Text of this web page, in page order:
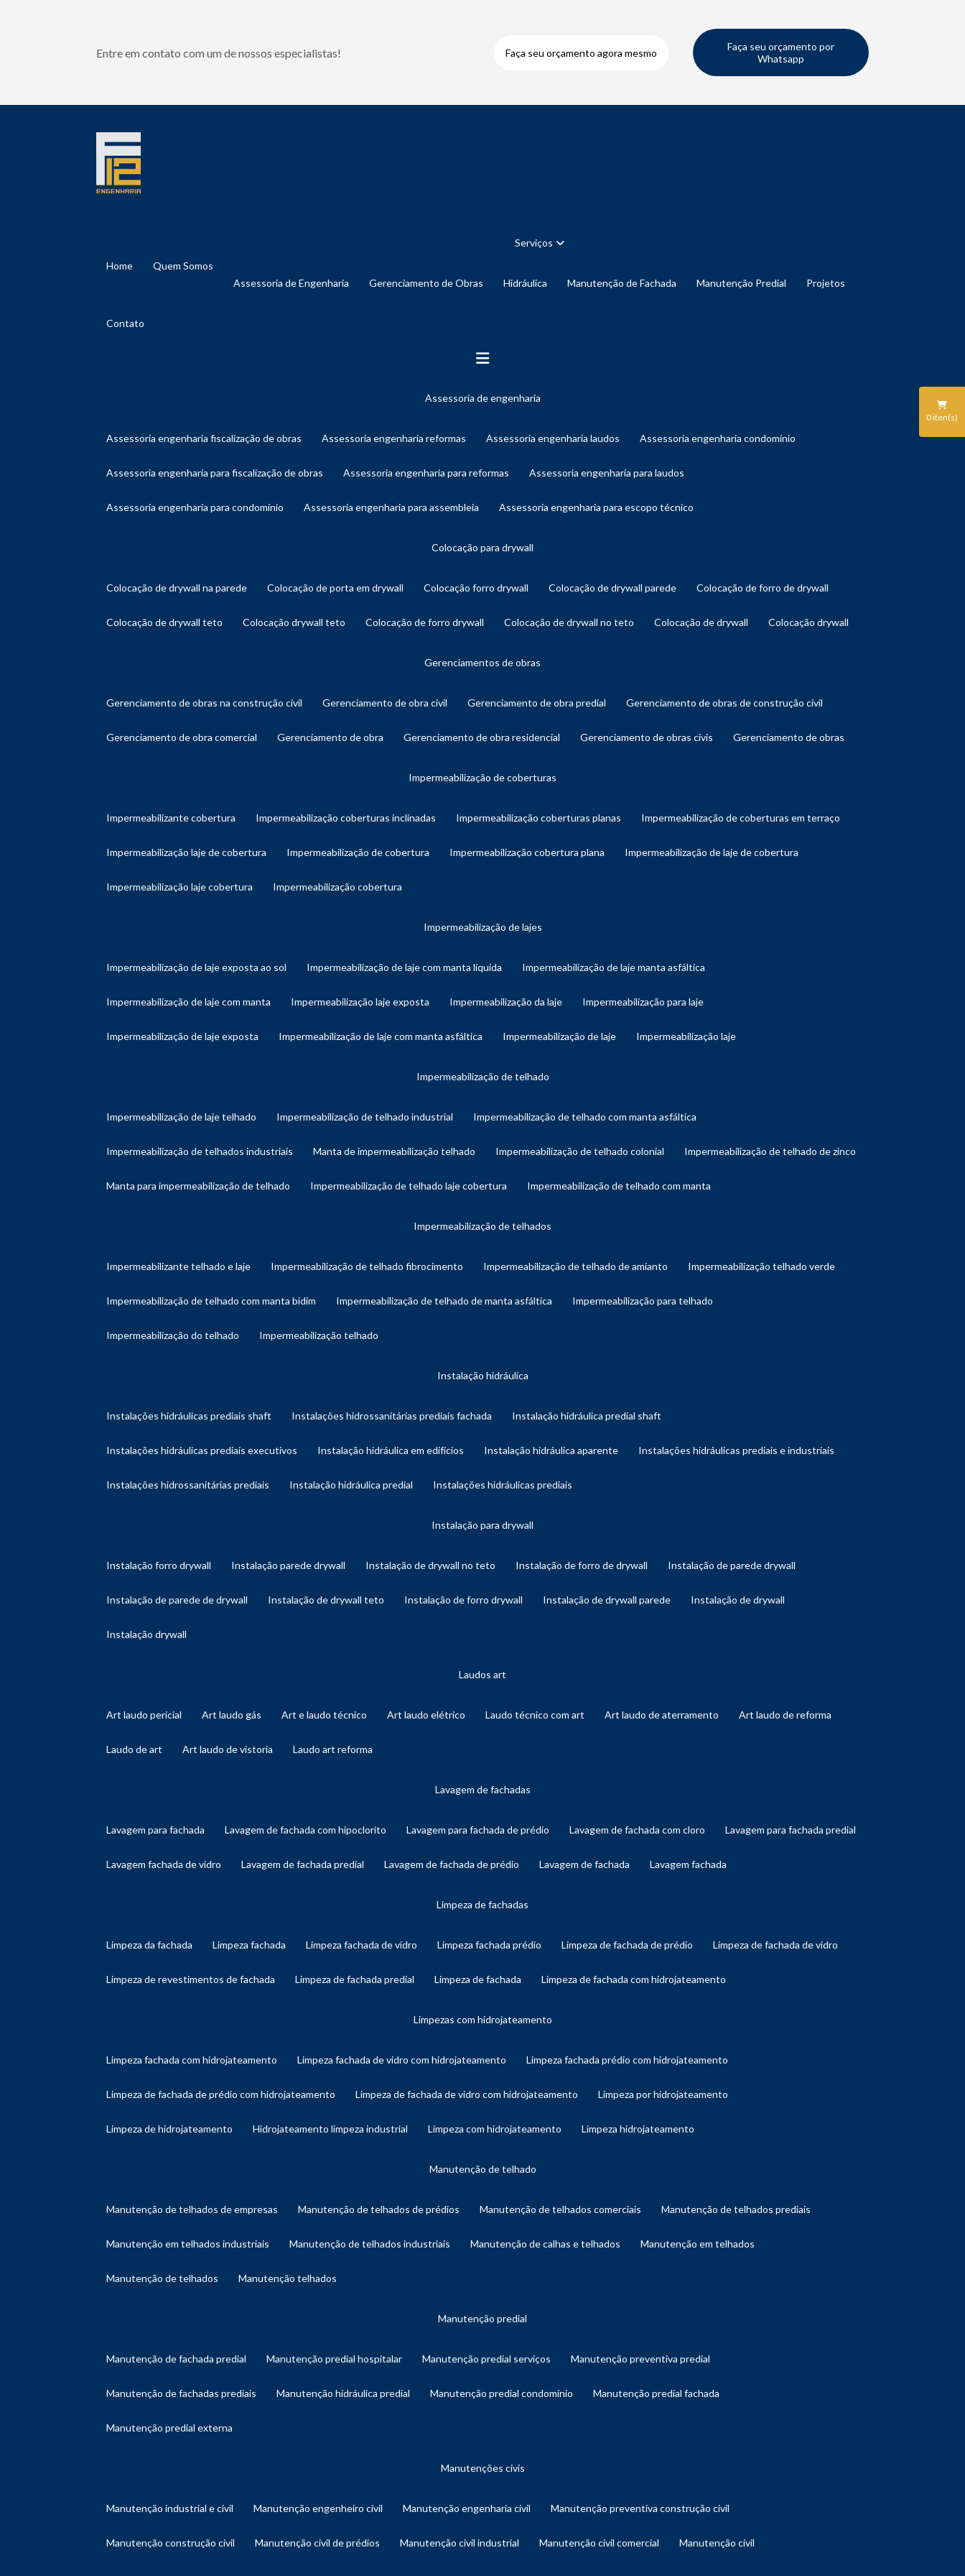
Entre em contato com um de nossos especialistas! Faça seu orçamento agora mesmo
Faça seu orçamento por
Whatsapp
Home Quem Somos
Serviços
Assessoria de Engenharia Gerenciamento de Obras Hidráulica Manutenção de Fachada Manutenção Predial Projetos
Contato
assessoria de engenharia
assessoria engenharia fiscalização de obras assessoria engenharia reformas assessoria engenharia laudos assessoria engenharia condomínio
assessoria engenharia para fiscalização de obras assessoria engenharia para reformas assessoria engenharia para laudos
assessoria engenharia para condomínio assessoria engenharia para assembleia assessoria engenharia para escopo técnico
colocação para drywall
colocação de drywall na parede colocação de porta em drywall colocação forro drywall colocação de drywall parede colocação de forro de drywall
colocação de drywall teto colocação drywall teto colocação de forro drywall colocação de drywall no teto colocação de drywall colocação drywall
gerenciamentos de obras
gerenciamento de obras na construção civil gerenciamento de obra civil gerenciamento de obra predial gerenciamento de obras de construção civil
gerenciamento de obra comercial gerenciamento de obra gerenciamento de obra residencial gerenciamento de obras civis gerenciamento de obras
impermeabilização de coberturas
impermeabilizante cobertura impermeabilização coberturas inclinadas impermeabilização coberturas planas impermeabilização de coberturas em terraço
impermeabilização laje de cobertura impermeabilização de cobertura impermeabilização cobertura plana impermeabilização de laje de cobertura
impermeabilização laje cobertura impermeabilização cobertura
impermeabilização de lajes
impermeabilização de laje exposta ao sol impermeabilização de laje com manta líquida impermeabilização de laje manta asfáltica
impermeabilização de laje com manta impermeabilização laje exposta impermeabilização da laje impermeabilização para laje
impermeabilização de laje exposta impermeabilização de laje com manta asfáltica impermeabilização de laje impermeabilização laje
impermeabilização de telhado
impermeabilização de laje telhado impermeabilização de telhado industrial impermeabilização de telhado com manta asfáltica
impermeabilização de telhados industriais manta de impermeabilização telhado impermeabilização de telhado colonial impermeabilização de telhado de zinco
manta para impermeabilização de telhado impermeabilização de telhado laje cobertura impermeabilização de telhado com manta
impermeabilização de telhados
impermeabilizante telhado e laje impermeabilização de telhado fibrocimento impermeabilização de telhado de amianto impermeabilização telhado verde
impermeabilização de telhado com manta bidim impermeabilização de telhado de manta asfáltica impermeabilização para telhado
impermeabilização do telhado impermeabilização telhado
instalação hidráulica
instalações hidráulicas prediais shaft instalações hidrossanitárias prediais fachada instalação hidráulica predial shaft
instalações hidráulicas prediais executivos instalação hidráulica em edifícios instalação hidráulica aparente instalações hidráulicas prediais e industriais
instalações hidrossanitárias prediais instalação hidráulica predial instalações hidráulicas prediais
instalação para drywall
instalação forro drywall instalação parede drywall instalação de drywall no teto instalação de forro de drywall instalação de parede drywall
instalação de parede de drywall instalação de drywall teto instalação de forro drywall instalação de drywall parede instalação de drywall
instalação drywall
laudos art
art laudo pericial art laudo gás art e laudo técnico art laudo elétrico laudo técnico com art art laudo de aterramento art laudo de reforma
laudo de art art laudo de vistoria laudo art reforma
lavagem de fachadas
lavagem para fachada lavagem de fachada com hipoclorito lavagem para fachada de prédio lavagem de fachada com cloro lavagem para fachada predial
lavagem fachada de vidro lavagem de fachada predial lavagem de fachada de prédio lavagem de fachada lavagem fachada
limpeza de fachadas
limpeza da fachada limpeza fachada limpeza fachada de vidro limpeza fachada prédio limpeza de fachada de prédio limpeza de fachada de vidro
limpeza de revestimentos de fachada limpeza de fachada predial limpeza de fachada limpeza de fachada com hidrojateamento
limpezas com hidrojateamento
limpeza fachada com hidrojateamento limpeza fachada de vidro com hidrojateamento limpeza fachada prédio com hidrojateamento
limpeza de fachada de prédio com hidrojateamento limpeza de fachada de vidro com hidrojateamento limpeza por hidrojateamento
limpeza de hidrojateamento hidrojateamento limpeza industrial limpeza com hidrojateamento limpeza hidrojateamento
manutenção de telhado
manutenção de telhados de empresas manutenção de telhados de prédios manutenção de telhados comerciais manutenção de telhados prediais
manutenção em telhados industriais manutenção de telhados industriais manutenção de calhas e telhados manutenção em telhados
manutenção de telhados manutenção telhados
manutenção predial
manutenção de fachada predial manutenção predial hospitalar manutenção predial serviços manutenção preventiva predial
manutenção de fachadas prediais manutenção hidráulica predial manutenção predial condomínio manutenção predial fachada
manutenção predial externa
manutenções civis
manutenção industrial e civil manutenção engenheiro civil manutenção engenharia civil manutenção preventiva construção civil
manutenção construção civil manutenção civil de prédios manutenção civil industrial manutenção civil comercial manutenção civil
0iten(s)